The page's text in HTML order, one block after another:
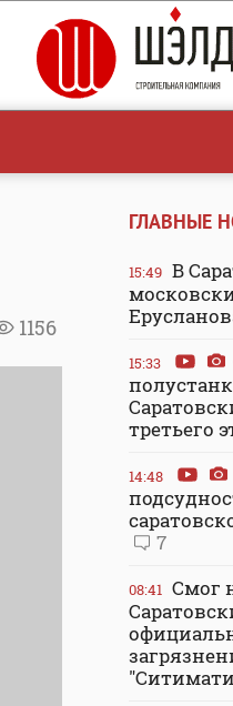
1156
ГЛАВНЫЕ
15:49 В
15:33
третьего
14:48
7
08:41 Смог